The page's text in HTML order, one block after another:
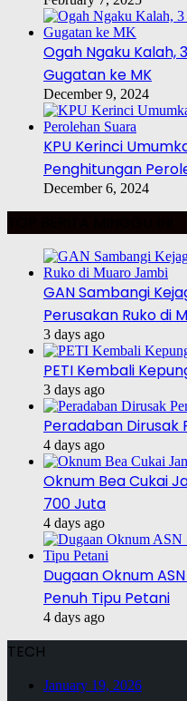
Ogah Ngaku Kalah,
Gugatan ke MK
December 9, 2024
KPU Kerinci
Penghitungan
December 6, 2024
GAN Sambangi
Perusakan Ruko di
3 days ago
PETI Kembali
3 days ago
Peradaban Dirusak
4 days ago
Oknum Bea Cukai
700 Juta
4 days ago
Dugaan Oknum
Penuh Tipu Petani
4 days ago
TECH
January 19, 2026